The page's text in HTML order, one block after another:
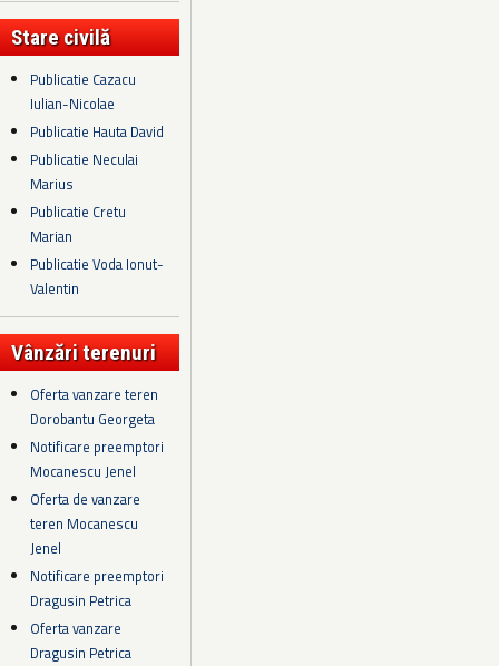
Stare civilă
Publicatie Cazacu
Iulian-Nicolae
Publicatie Hauta David
Publicatie Neculai
Marius
Publicatie Cretu
Marian
Publicatie Voda Ionut-
Valentin
Vânzări terenuri
Oferta vanzare teren
Dorobantu Georgeta
Notificare preemptori
Mocanescu Jenel
Oferta de vanzare
teren Mocanescu
Jenel
Notificare preemptori
Dragusin Petrica
Oferta vanzare
Dragusin Petrica